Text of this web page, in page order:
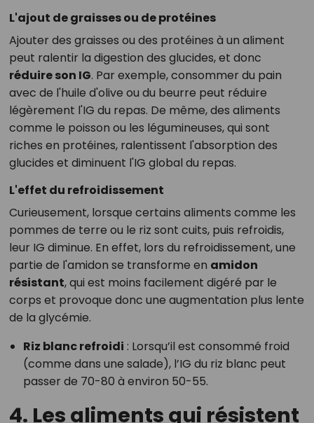
L'ajout de graisses ou de protéines
Ajouter des graisses ou des protéines à un aliment
peut ralentir la digestion des glucides, et donc
réduire son IG. Par exemple, consommer du pain
avec de l'huile d'olive ou du beurre peut réduire
légèrement l'IG du repas. De même, des aliments
comme le poisson ou les légumineuses, qui sont
riches en protéines, ralentissent l'absorption des
glucides et diminuent l'IG global du repas.
L'effet du refroidissement
Curieusement, lorsque certains aliments comme les
pommes de terre ou le riz sont cuits, puis refroidis,
leur IG diminue. En effet, lors du refroidissement, une
partie de l'amidon se transforme en amidon
résistant, qui est moins facilement digéré par le
corps et provoque donc une augmentation plus lente
de la glycémie.
Riz blanc refroidi : Lorsqu’il est consommé froid
(comme dans une salade), l’IG du riz blanc peut
passer de 70-80 à environ 50-55.
4. Les aliments qui résistent